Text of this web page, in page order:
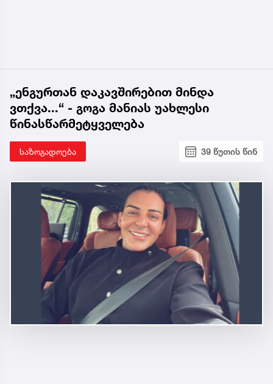
„ენგურთან დაკავშირებით მინდა
ვთქვა...“ - გოგა მანიას უახლესი
წინასწარმეტყველება
საზოგადოება 39 წუთის წინ